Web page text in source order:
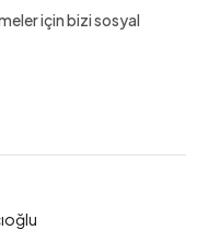
için bizi sosyal